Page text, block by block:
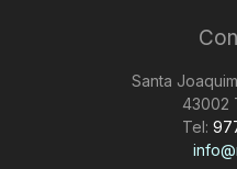
Santa
43002
Tel: